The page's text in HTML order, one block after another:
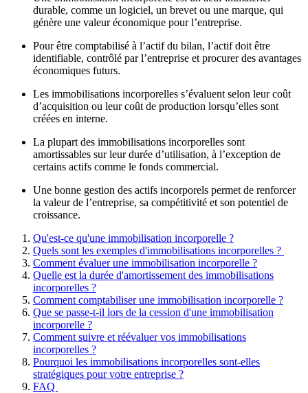
durable, comme un logiciel, un brevet ou une marque, qui
génère une valeur économique pour l’entreprise.
Pour être comptabilisé à l’actif du bilan, l’actif doit être
identifiable, contrôlé par l’entreprise et procurer des avantages
économiques futurs.
Les immobilisations incorporelles s’évaluent selon leur coût
d’acquisition ou leur coût de production lorsqu’elles sont
créées en interne.
La plupart des immobilisations incorporelles sont
amortissables sur leur durée d’utilisation, à l’exception de
certains actifs comme le fonds commercial.
Une bonne gestion des actifs incorporels permet de renforcer
la valeur de l’entreprise, sa compétitivité et son potentiel de
croissance.
Qu'est-ce qu'une immobilisation incorporelle ?
Quels sont les exemples d'immobilisations incorporelles ?
Comment évaluer une immobilisation incorporelle ?
Quelle est la durée d'amortissement des immobilisations
incorporelles ?
Comment comptabiliser une immobilisation incorporelle ?
Que se passe-t-il lors de la cession d'une immobilisation
incorporelle ?
Comment suivre et réévaluer vos immobilisations
incorporelles ?
Pourquoi les immobilisations incorporelles sont-elles
stratégiques pour votre entreprise ?
FAQ